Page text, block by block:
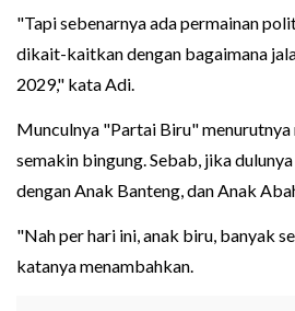
"Tapi sebenarnya ada permainan
dikait-kaitkan dengan bagaimana
2029," kata Adi.
Munculnya "Partai Biru"
semakin bingung. Sebab, jika
dengan Anak Banteng, dan Anak
"Nah per hari ini, anak biru, banyak
katanya menambahkan.